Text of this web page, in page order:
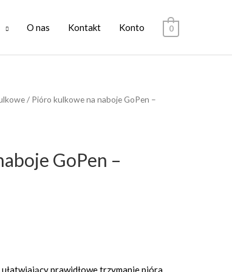
O nas Kontakt Konto 0
/ Pióro kulkowe na naboje GoPen –
GoPen –
prawidłowe trzymanie pióra